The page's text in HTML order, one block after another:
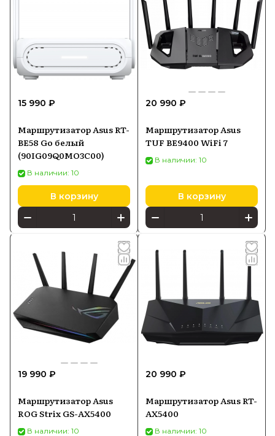
15 990 ₽
Маршрутизатор Asus RT-
BE58 Go белый
(90IG09Q0MO3C00)
В наличии: 10
В корзину
20 990 ₽
Маршрутизатор Asus
TUF BE9400 WiFi 7
В наличии: 10
В корзину
19 990 ₽
Маршрутизатор Asus
ROG Strix GS-AX5400
В наличии: 10
20 990 ₽
Маршрутизатор Asus RT-
AX5400
В наличии: 10